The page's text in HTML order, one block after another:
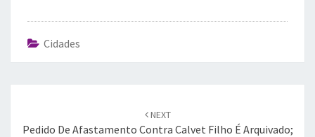
Cidades
NEXT
Pedido De Afastamento Contra Calvet Filho É Arquivado;